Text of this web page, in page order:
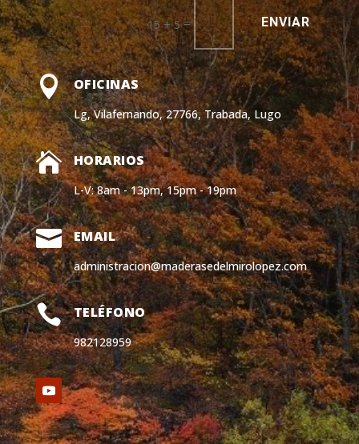
15 + 5= ENVIAR
 OFICINAS
Lg, Vilafernando, 27766, Trabada, Lugo
 HORARIOS
L-V: 8am - 13pm, 15pm - 19pm
 EMAIL
administracion@maderasedelmirolopez.com
 TELÉFONO
982128959